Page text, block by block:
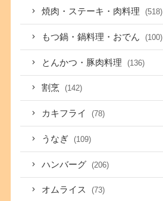
焼肉・ステーキ・肉料理 (518)
もつ鍋・鍋料理・おでん (100)
とんかつ・豚肉料理 (136)
割烹 (142)
カキフライ (78)
うなぎ (109)
ハンバーグ (206)
オムライス (73)